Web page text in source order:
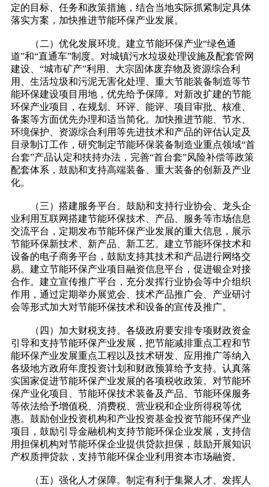
定的目标、任务和政策措施，结合当地实际抓紧制定具体
落实方案，加快推进节能环保产业发展。
（二）优化发展环境。建立节能环保产业“绿色通
道”和“直通车”制度。对城镇污水垃圾处理设施及配套管网
建设、“城市矿产”利用、大宗固体废弃物及资源综合利
用、生活垃圾和污泥无害化处理、重大节能装备制造等节
能环保建设项目用地，优先给予保障。对新改扩建的节能
环保产业项目，在规划、环评、能评、项目审批、核准、
备案等方面优先办理和适当简化。加快推进节能、节水、
环境保护、资源综合利用等先进技术和产品的评估认定及
目录制订工作，研究制定节能环保装备制造业重点领域“首
台套”产品认定和扶持办法，完善“首台套”风险补偿等政策
配套体系，鼓励和支持高端装备、重大装备的创新及产业
化。
（三）搭建服务平台。鼓励和支持行业协会、龙头企
业利用互联网搭建节能环保技术、产品、服务等市场信息
交流平台，定期发布节能环保产业发展的重大信息，展示
节能环保新技术、新产品、新工艺。建立节能环保技术和
设备的电子商务平台，鼓励支持其技术和产品进行网络交
易。建立节能环保产业项目融资信息平台，促进银企对接
合作。建立宣传推广平台，充分发挥行业协会等中介组织
作用，通过定期举办展览会、技术产品推广会、产业研讨
会等形式加大对节能环保技术和设备的宣传及推广。
（四）加大财税支持。各级政府要安排专项财政资金
引导和支持节能环保产业发展，把节能减排重点工程和节
能环保产业发展重点工程以及技术研发、应用推广等纳入
各级地方政府年度投资计划和财政预算给予支持。认真落
实国家促进节能环保产业发展的各项税收政策。对节能环
保产业化项目、节能环保技术装备及产品、节能环保服务
等依法给予增值税、消费税、营业税和企业所得税等优
惠。鼓励创业投资机构和产业投资基金投资节能环保产业
项目，鼓励引导金融机构支持节能环保企业发展，支持信
用担保机构对节能环保企业提供贷款担保，鼓励开展知识
产权质押贷款，支持节能环保企业利用资本市场融资。
（五）强化人才保障。制定有利于集聚人才、发挥人